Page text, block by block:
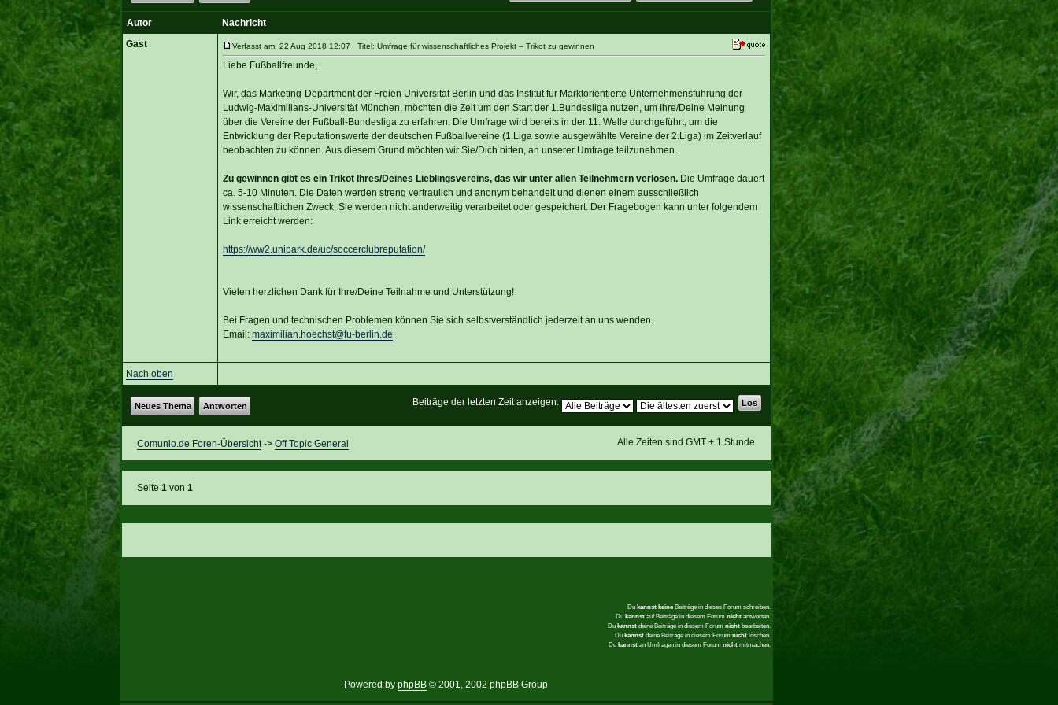
Autor
Nachricht
Gast
Verfasst am: 22 Aug 2018 12:07 Titel: Umfrage für wissenschaftliches Projekt -- Trikot zu gewinnen
Liebe Fußballfreunde,
Wir, das Marketing-Department der Freien Universität Berlin und das Institut für Marktorientierte Unternehmensführung der
Ludwig-Maximilians-Universität München, möchten die Zeit um den Start der 1.Bundesliga nutzen, um Ihre/Deine Meinung
über die Vereine der Fußball-Bundesliga zu erfahren. Die Umfrage wird bereits in der 11. Welle durchgeführt, um die
Entwicklung der Reputationswerte der deutschen Fußballvereine (1.Liga sowie ausgewählte Vereine der 2.Liga) im Zeitverlauf
beobachten zu können. Aus diesem Grund möchten wir Sie/Dich bitten, an unserer Umfrage teilzunehmen.
Zu gewinnen gibt es ein Trikot Ihres/Deines Lieblingsvereins, das wir unter allen Teilnehmern verlosen. Die Umfrage dauert
ca. 5-10 Minuten. Die Daten werden streng vertraulich und anonym behandelt und dienen einem ausschließlich
wissenschaftlichen Zweck. Sie werden nicht anderweitig verarbeitet oder gespeichert. Der Fragebogen kann unter folgendem
Link erreicht werden:
https://ww2.unipark.de/uc/soccerclubreputation/
Vielen herzlichen Dank für Ihre/Deine Teilnahme und Unterstützung!
Bei Fragen und technischen Problemen können Sie sich selbstverständlich jederzeit an uns wenden.
Email: maximilian.hoechst@fu-berlin.de
Nach oben
Beiträge der letzten Zeit anzeigen:
Neues Thema Antworten
Alle Zeiten sind GMT + 1 Stunde
Comunio.de Foren-Übersicht-> Off Topic General
Seite 1von 1
Du kannst keineBeiträge in dieses Forum schreiben.
Du kannstauf Beiträge in diesem Forum nichtantworten.
Du kannstdeine Beiträge in diesem Forum nichtbearbeiten.
Du kannstdeine Beiträge in diesem Forum nichtlöschen.
Du kannstan Umfragen in diesem Forum nichtmitmachen.
Powered by phpBB © 2001, 2002 phpBB Group